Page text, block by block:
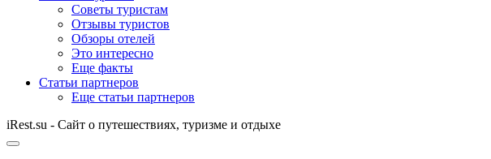
Советы туристам
Отзывы туристов
Обзоры отелей
Это интересно
Еще факты
Статьи партнеров
Еще статьи партнеров
iRest.su - Сайт о путешествиях, туризме и отдыхе